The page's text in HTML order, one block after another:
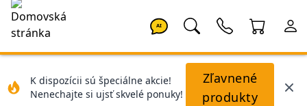
AI
K dispozícii sú špeciálne akcie!
Nenechajte si ujsť skvelé ponuky!
Zľavnené
produkty